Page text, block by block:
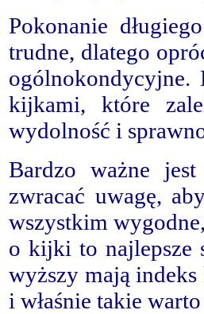
Pokonanie
trudne, dlatego
kijkami, które
wydolność i
Bardzo ważne
zwracać uwagę,
wszystkim
o kijki to najlepsze
wyższy mają
i właśnie takie